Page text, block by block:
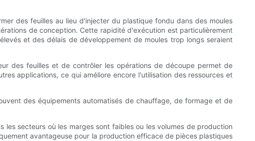
des feuilles au lieu d'injecter du plastique fondu dans des moules
de conception. Cette rapidité d'exécution est particulièrement
et des délais de développement de moules trop longs seraient
des feuilles et de contrôler les opérations de découpe permet de
applications, ce qui améliore encore l'utilisation des ressources et
des équipements automatisés de chauffage, de formage et de
secteurs où les marges sont faibles ou les volumes de production
avantageuse pour la production efficace de pièces plastiques